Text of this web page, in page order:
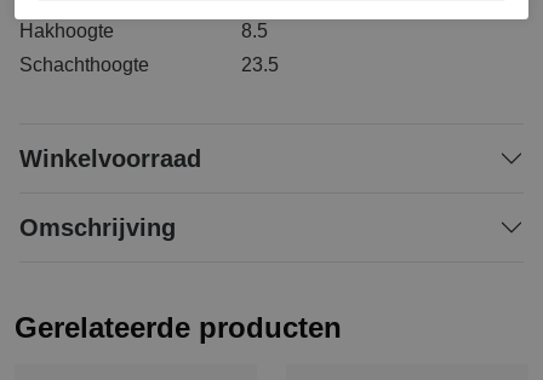
Hakhoogte
8.5
Schachthoogte
23.5
Winkelvoorraad
Omschrijving
Gerelateerde producten